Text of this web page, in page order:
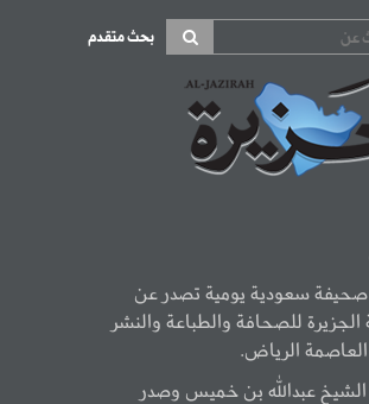
بحث متقدم
صحيفة سعودية يومية تصدر عن
للصحافة والطباعة والنشر
الرياض.
عبدالله بن خميس وصدر